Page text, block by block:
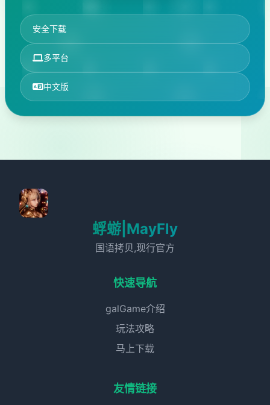
安全下载
多平台
中文版
蜉蝣|MayFly
国语拷贝,现行官方
快速导航
galGame介绍
玩法攻略
马上下载
友情链接